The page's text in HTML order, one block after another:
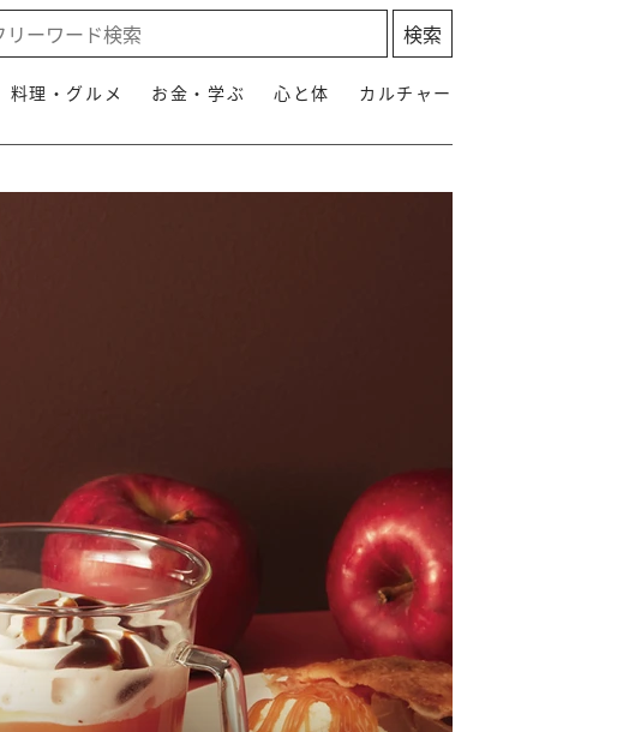
料理・グルメ お金・学ぶ 心と体 カルチャー